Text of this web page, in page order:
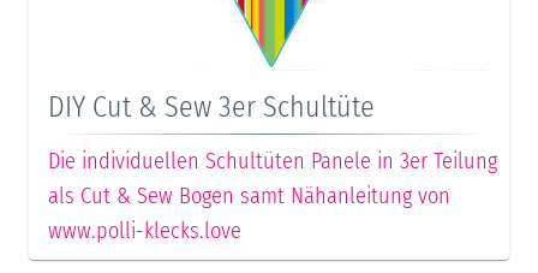
DIY Cut & Sew 3er Schultüte
Die individuellen Schultüten Panele in 3er Teilung
als Cut & Sew Bogen samt Nähanleitung von
www.polli-klecks.love